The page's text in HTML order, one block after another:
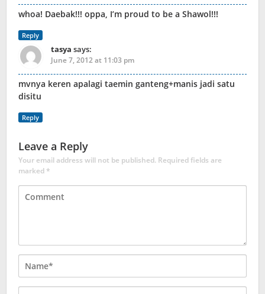
whoa! Daebak!!! oppa, I’m proud to be a Shawol!!!
Reply
tasya says:
June 7, 2012 at 11:03 pm
mvnya keren apalagi taemin ganteng+manis jadi satu
disitu
Reply
Leave a Reply
Your email address will not be published. Required fields are
marked*